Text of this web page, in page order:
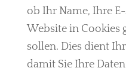
ob Ihr Name, Ihre
Website in Cookies
sollen. Dies dient
damit Sie Ihre